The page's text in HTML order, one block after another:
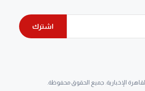
اشترك